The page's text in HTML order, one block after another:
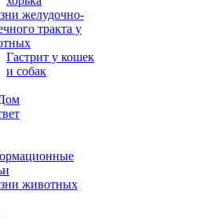
желудочно-
тракта у
Гастрит у кошек
и собак
животных